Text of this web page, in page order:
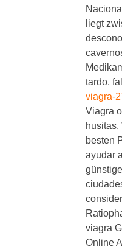
liegt
tardo,
viagra-
Viagra
besten
ayudar
viagra
Online